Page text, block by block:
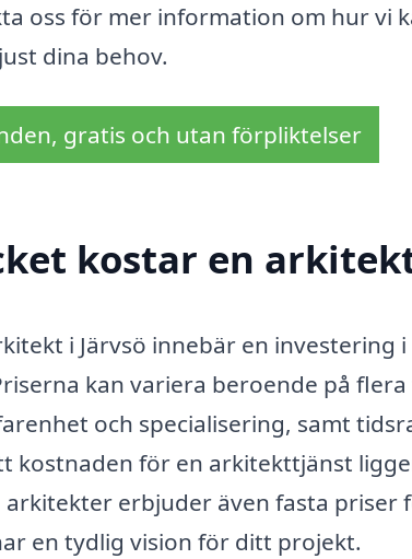
oss för mer information om hur vi
dina behov.
gratis och utan förpliktelser
kostar en
i Järvsö innebär en
kan variera beroende på
och specialisering, samt
kostnaden för en arkitekttjänst
erbjuder även fasta priser
en tydlig vision för ditt projekt.